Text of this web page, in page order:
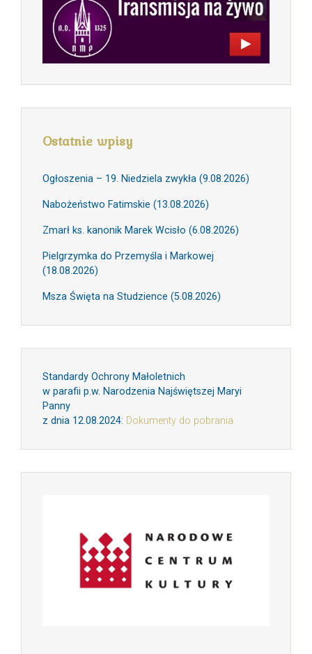
Ostatnie wpisy
Ogłoszenia – 19. Niedziela zwykła (9.08.2026)
Nabożeństwo Fatimskie (13.08.2026)
Zmarł ks. kanonik Marek Wcisło (6.08.2026)
Pielgrzymka do Przemyśla i Markowej
(18.08.2026)
Msza Święta na Studzience (5.08.2026)
Standardy Ochrony Małoletnich
w parafii p.w. Narodzenia Najświętszej Maryi
Panny
z dnia 12.08.2024: Dokumenty do pobrania